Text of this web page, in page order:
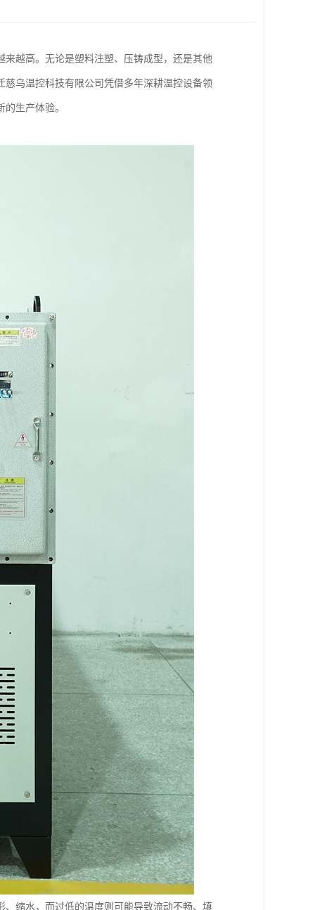
越高。无论是塑料注塑、压铸成型，还是其他
乌温控科技有限公司凭借多年深耕温控设备领
生产体验。
缩水，而过低的温度则可能导致流动不畅、填